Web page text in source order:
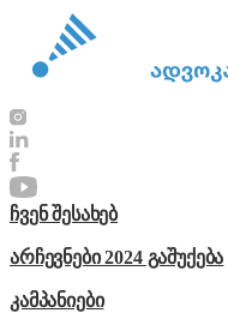
ჩვენ შესახებ
არჩევნები 2024 გაშუქება
კამპანიები